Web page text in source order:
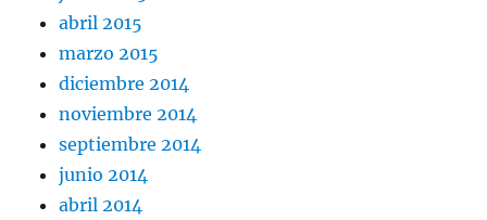
abril 2015
marzo 2015
diciembre 2014
noviembre 2014
septiembre 2014
junio 2014
abril 2014